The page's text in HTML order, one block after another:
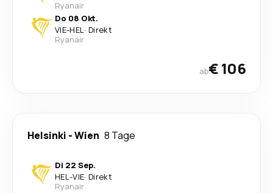
Ryanair
Do 08 Okt.
VIE-HEL· Direkt
Ryanair
ab€ 106
Helsinki -Wien 8 Tage
Di 22 Sep.
HEL-VIE· Direkt
Ryanair